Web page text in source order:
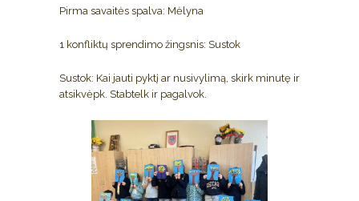
Pirma savaitės spalva: Mėlyna
1 konfliktų sprendimo žingsnis: Sustok
Sustok: Kai jauti pyktį ar nusivylimą, skirk minutę ir
atsikvėpk. Stabtelk ir pagalvok.